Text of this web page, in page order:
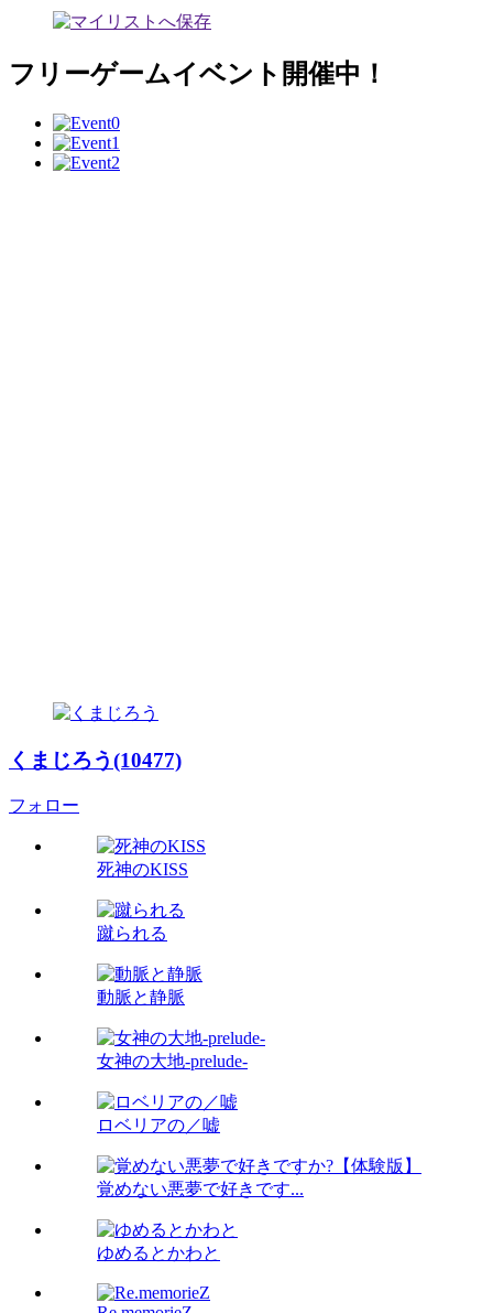
フリーゲームイベント開催中！
くまじろう(10477)
フォロー
死神のKISS
蹴られる
動脈と静脈
女神の大地-prelude-
ロベリアの／嘘
覚めない悪夢で好きです...
ゆめるとかわと